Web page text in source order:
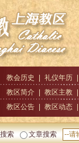
教会历史 礼仪年历
教区简介 教区主教
教区公告 教区动态
索 文章搜索